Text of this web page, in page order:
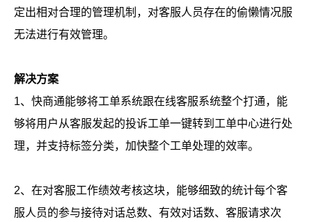
定出相对合理的管理机制，对客服人员存在的偷懒情况服
无法进行有效管理。
解决方案
1、快商通能够将工单系统跟在线客服系统整个打通，能
够将用户从客服发起的投诉工单一键转到工单中心进行处
理，并支持标签分类，加快整个工单处理的效率。
2、在对客服工作绩效考核这块，能够细致的统计每个客
服人员的参与接待对话总数、有效对话数、客服请求次